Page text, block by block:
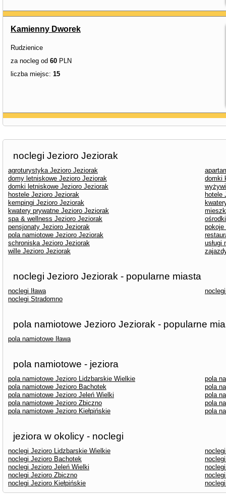
Kamienny Dworek
Rudzienice
za nocleg od 60 PLN
liczba miejsc: 15
noclegi Jezioro Jeziorak
agroturystyka Jezioro Jeziorak
domy letniskowe Jezioro Jeziorak
domki
domki letniskowe Jezioro Jeziorak
hostele Jezioro Jeziorak
hotele
kempingi Jezioro Jeziorak
kwatery prywatne Jezioro Jeziorak
spa & wellness Jezioro Jeziorak
pensjonaty Jezioro Jeziorak
pokoje
pola namiotowe Jezioro Jeziorak
schroniska Jezioro Jeziorak
usługi
wille Jezioro Jeziorak
noclegi Jezioro Jeziorak - popularne miasta
noclegi Iława
noclegi Stradomno
pola namiotowe Jezioro Jeziorak - popularne
pola namiotowe Iława
pola namiotowe - jeziora
pola namiotowe Jezioro Lidzbarskie Wielkie
pola
pola namiotowe Jezioro Bachotek
pola
pola namiotowe Jezioro Jeleń Wielki
pola
pola namiotowe Jezioro Zbiczno
pola
pola namiotowe Jezioro Kiełpińskie
pola
jeziora w okolicy - noclegi
noclegi Jezioro Lidzbarskie Wielkie
noclegi Jezioro Bachotek
noclegi Jezioro Jeleń Wielki
noclegi Jezioro Zbiczno
noclegi Jezioro Kiełpińskie